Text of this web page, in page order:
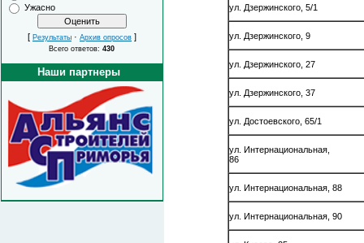
Ужасно
[ Результаты · Архив опросов ]
Всего ответов:430
Наши партнеры
ул. Дзержинского, 5/1
ул. Дзержинского, 9
ул. Дзержинского, 27
ул. Дзержинского, 37
ул.
ул. Интернациональная,
ул.
ул. Интернациональная, 90